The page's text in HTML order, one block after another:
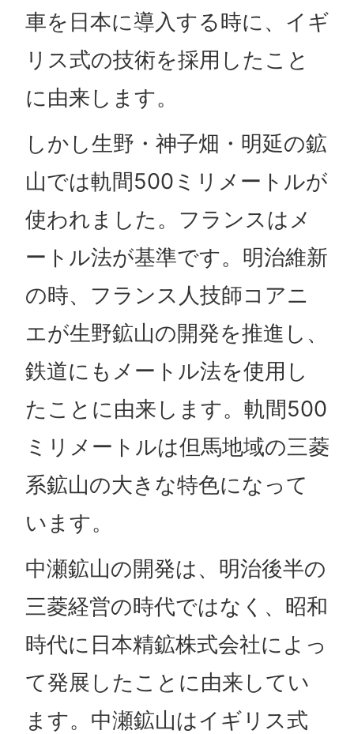
車を日本に導入する時に、イギ
リス式の技術を採用したこと
に由来します。
しかし生野・神子畑・明延の鉱
山では軌間500ミリメートルが
使われました。フランスはメ
ートル法が基準です。明治維新
の時、フランス人技師コアニ
エが生野鉱山の開発を推進し、
鉄道にもメートル法を使用し
たことに由来します。軌間500
ミリメートルは但馬地域の三菱
系鉱山の大きな特色になって
います。
中瀬鉱山の開発は、明治後半の
三菱経営の時代ではなく、昭和
時代に日本精鉱株式会社によっ
て発展したことに由来してい
ます。中瀬鉱山はイギリス式